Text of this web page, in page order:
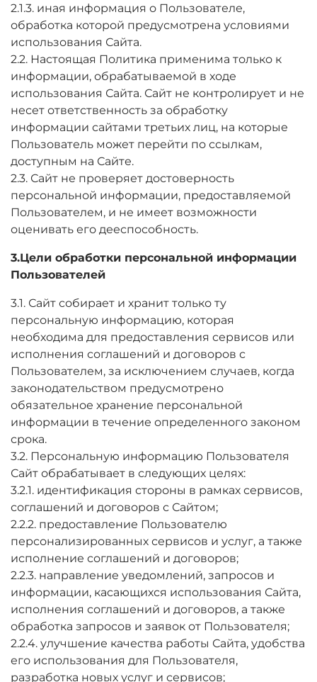
2.1.3. иная информация о Пользователе,
обработка которой предусмотрена условиями
использования Сайта.
2.2. Настоящая Политика применима только к
информации, обрабатываемой в ходе
использования Сайта. Сайт не контролирует и не
несет ответственность за обработку
информации сайтами третьих лиц, на которые
Пользователь может перейти по ссылкам,
доступным на Сайте.
2.3. Сайт не проверяет достоверность
персональной информации, предоставляемой
Пользователем, и не имеет возможности
оценивать его дееспособность.
3.Цели обработки персональной информации
Пользователей
3.1. Сайт собирает и хранит только ту
персональную информацию, которая
необходима для предоставления сервисов или
исполнения соглашений и договоров с
Пользователем, за исключением случаев, когда
законодательством предусмотрено
обязательное хранение персональной
информации в течение определенного законом
срока.
3.2. Персональную информацию Пользователя
Сайт обрабатывает в следующих целях:
3.2.1. идентификация стороны в рамках сервисов,
соглашений и договоров с Сайтом;
2.2.2. предоставление Пользователю
персонализированных сервисов и услуг, а также
исполнение соглашений и договоров;
2.2.3. направление уведомлений, запросов и
информации, касающихся использования Сайта,
исполнения соглашений и договоров, а также
обработка запросов и заявок от Пользователя;
2.2.4. улучшение качества работы Сайта, удобства
его использования для Пользователя,
разработка новых услуг и сервисов;